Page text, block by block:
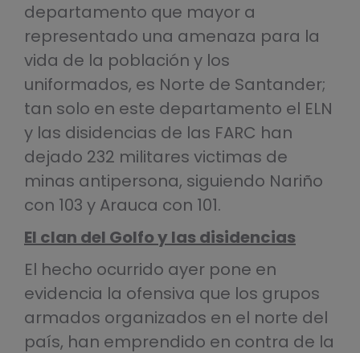
departamento que mayor a
representado una amenaza para la
vida de la población y los
uniformados, es Norte de Santander;
tan solo en este departamento el ELN
y las disidencias de las FARC han
dejado 232 militares victimas de
minas antipersona, siguiendo Nariño
con 103 y Arauca con 101.
El clan del Golfo y las disidencias
El hecho ocurrido ayer pone en
evidencia la ofensiva que los grupos
armados organizados en el norte del
país, han emprendido en contra de la